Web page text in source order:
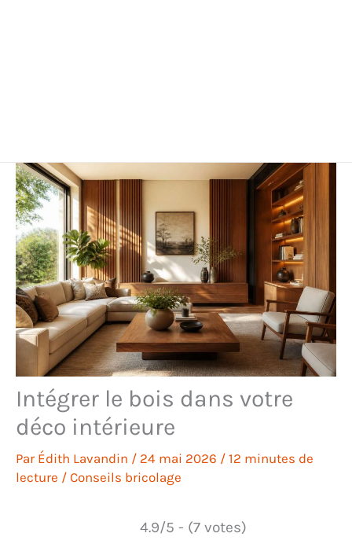
Intégrer le bois dans votre
déco intérieure
Par Édith Lavandin / 24 mai 2026 / 12 minutes de
lecture / Conseils bricolage
4.9/5 - (7 votes)